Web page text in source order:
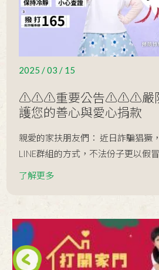
2025 / 03 / 15
⚠️⚠️⚠️重要公告⚠️⚠️⚠️嚴防
護您的善心與愛心捐款
親愛的家扶朋友們： 近日詐騙猖獗
LINE群組的方式，不法份子更以假
了解更多
Next